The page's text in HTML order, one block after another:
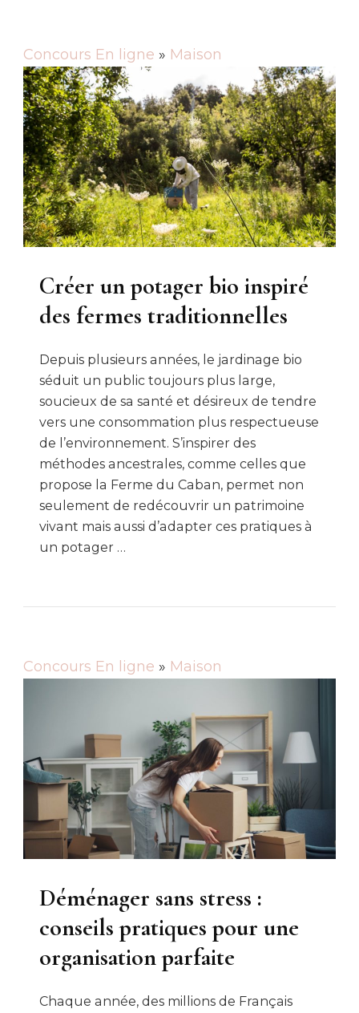
Concours En ligne » Maison
Créer un potager bio inspiré
des fermes traditionnelles
Depuis plusieurs années, le jardinage bio
séduit un public toujours plus large,
soucieux de sa santé et désireux de tendre
vers une consommation plus respectueuse
de l’environnement. S’inspirer des
méthodes ancestrales, comme celles que
propose la Ferme du Caban, permet non
seulement de redécouvrir un patrimoine
vivant mais aussi d’adapter ces pratiques à
un potager …
Concours En ligne » Maison
Déménager sans stress :
conseils pratiques pour une
organisation parfaite
Chaque année, des millions de Français